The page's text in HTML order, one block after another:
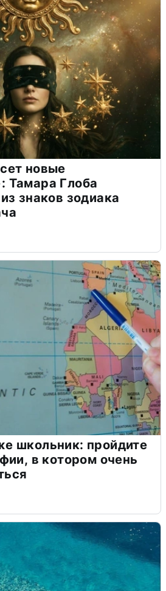
новые
Тамара Глоба
знаков зодиака
школьник: пройдите
в котором очень